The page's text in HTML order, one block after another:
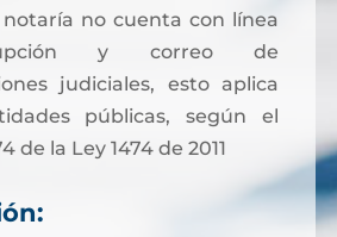
no cuenta con línea
y correo de
judiciales, esto aplica
públicas, según el
de la Ley 1474 de 2011